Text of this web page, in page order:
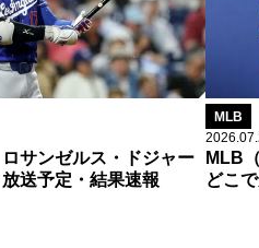
ロサンゼルス・ドジャー
送予定・結果速報
MLB
MLB
どこ